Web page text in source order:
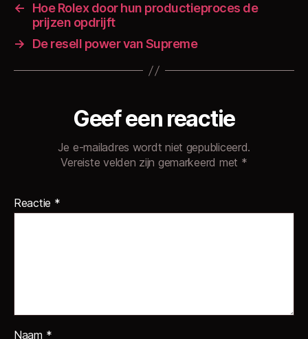
←
Hoe Rolex door hun productieproces de
prijzen opdrijft
→
De resell power van Supreme
Geef een reactie
Je e-mailadres wordt niet gepubliceerd.
Vereiste velden zijn gemarkeerd met *
Reactie *
Naam *